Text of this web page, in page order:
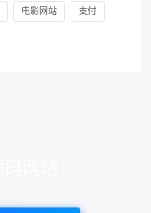
电影网站 支付